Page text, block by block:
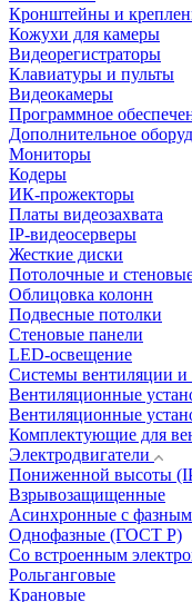
Кронштейны и
Кожухи для камеры
Видеорегистраторы
Клавиатуры и пульты
Видеокамеры
Программное
Дополнительное
Мониторы
Кодеры
ИК-прожекторы
Платы видеозахвата
IP-видеосерверы
Жесткие диски
Потолочные и
Облицовка колонн
Подвесные потолки
Стеновые панели
LED-освещение
Системы вентиляции
Вентиляционные
Вентиляционные
Комплектующие для
Электродвигатели
Пониженной высоты
Взрывозащищенные
Асинхронные с
Однофазные (ГОСТ Р)
Со встроенным
Рольганговые
Крановые